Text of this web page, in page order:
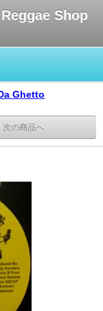
Shop
Ghetto
次の商品へ